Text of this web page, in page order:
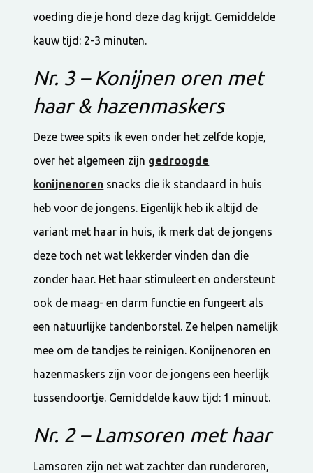
voeding die je hond deze dag krijgt. Gemiddelde
kauw tijd: 2-3 minuten.
Nr. 3 – Konijnen oren met
haar & hazenmaskers
Deze twee spits ik even onder het zelfde kopje,
over het algemeen zijn gedroogde
konijnenoren snacks die ik standaard in huis
heb voor de jongens. Eigenlijk heb ik altijd de
variant met haar in huis, ik merk dat de jongens
deze toch net wat lekkerder vinden dan die
zonder haar. Het haar stimuleert en ondersteunt
ook de maag- en darm functie en fungeert als
een natuurlijke tandenborstel. Ze helpen namelijk
mee om de tandjes te reinigen. Konijnenoren en
hazenmaskers zijn voor de jongens een heerlijk
tussendoortje. Gemiddelde kauw tijd: 1 minuut.
Nr. 2 – Lamsoren met haar
Lamsoren zijn net wat zachter dan runderoren,